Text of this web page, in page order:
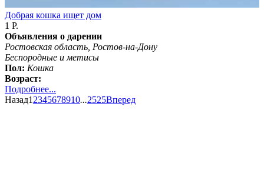
Добрая кошка ищет дом
1 Р.
Объявления о дарении
Ростовская область, Ростов-на-Дону
Беспородные и метисы
Пол: Кошка
Возраст:
Подробнее...
Назад1 2345678910...2525Вперед